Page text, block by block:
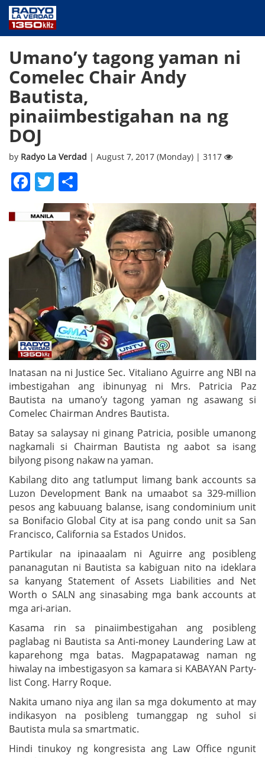
PUBLIC SERVICE
ANNOUNCEMENTS
PROGRAMS
ABOUT
CONTACT US
Umano’y tagong yaman ni
Comelec Chair Andy
Bautista,
pinaiimbestigahan na ng
DOJ
by Radyo La Verdad | August 7, 2017 (Monday) | 3117
Facebook
Twitter
Inatasan na ni Justice Sec. Vitaliano Aguirre ang NBI na
imbestigahan ang ibinunyag ni Mrs. Patricia Paz
Bautista na umano’y tagong yaman ng asawang si
Comelec Chairman Andres Bautista.
Batay sa salaysay ni ginang Patricia, posible umanong
nagkamali si Chairman Bautista ng aabot sa isang
bilyong pisong nakaw na yaman.
Kabilang dito ang tatlumput limang bank accounts sa
Luzon Development Bank na umaabot sa 329-million
pesos ang kabuuang balanse, isang condominium unit
sa Bonifacio Global City at isa pang condo unit sa San
Francisco, California sa Estados Unidos.
Partikular na ipinaaalam ni Aguirre ang posibleng
pananagutan ni Bautista sa kabiguan nito na ideklara
sa kanyang Statement of Assets Liabilities and Net
Worth o SALN ang sinasabing mga bank accounts at
mga ari-arian.
Kasama rin sa pinaiimbestigahan ang posibleng
paglabag ni Bautista sa Anti-money Laundering Law at
kaparehong mga batas. Magpapatawag naman ng
hiwalay na imbestigasyon sa kamara si KABAYAN Party-
list Cong. Harry Roque.
Nakita umano niya ang ilan sa mga dokumento at may
indikasyon na posibleng tumanggap ng suhol si
Bautista mula sa smartmatic.
Hindi tinukoy ng kongresista ang Law Office ngunit